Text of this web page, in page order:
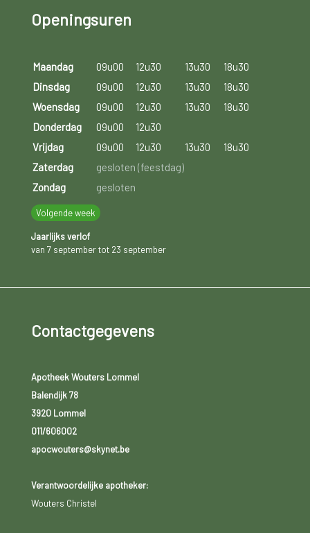
Openingsuren
Maandag 09u00 12u30 13u30
18u30
Dinsdag
09u00 12u30 13u30
18u30
Woensdag
09u00 12u30 13u30
18u30
Donderdag
09u00
12u30
Vrijdag
09u00 12u30 13u30
18u30
Zaterdag
gesloten (feestdag)
Zondag
gesloten
Volgende week
Jaarlijks verlof
van 7 september tot 23 september
Contactgegevens
Apotheek Wouters Lommel
Balendijk 78
3920 Lommel
011/606002
apocwouters@skynet.be
Verantwoordelijke apotheker:
Wouters Christel